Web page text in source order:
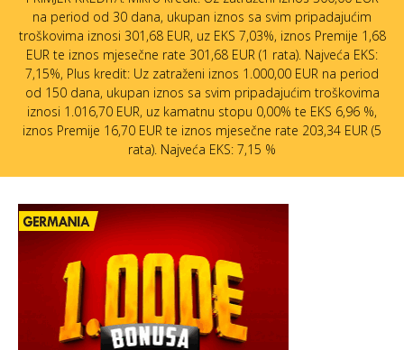
na period od 30 dana, ukupan iznos sa svim pripadajućim
troškovima iznosi 301,68 EUR, uz EKS 7,03%, iznos Premije 1,68
EUR te iznos mjesečne rate 301,68 EUR (1 rata). Najveća EKS:
7,15%, Plus kredit: Uz zatraženi iznos 1.000,00 EUR na period
od 150 dana, ukupan iznos sa svim pripadajućim troškovima
iznosi 1.016,70 EUR, uz kamatnu stopu 0,00% te EKS 6,96 %,
iznos Premije 16,70 EUR te iznos mjesečne rate 203,34 EUR (5
rata). Najveća EKS: 7,15 %